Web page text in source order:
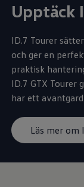
Upptäck
ID.7 Tourer
och ger en
praktisk
ID.7 GTX Tourer
har ett
Läs mer om